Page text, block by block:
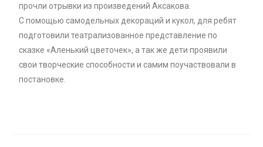
прочли отрывки из произведений Аксакова.
С помощью самодельных декораций и кукол, для ребят
подготовили театрализованное представление по
сказке «Аленький цветочек», а так же дети проявили
свои творческие способности и самим поучаствовали в
постановке.